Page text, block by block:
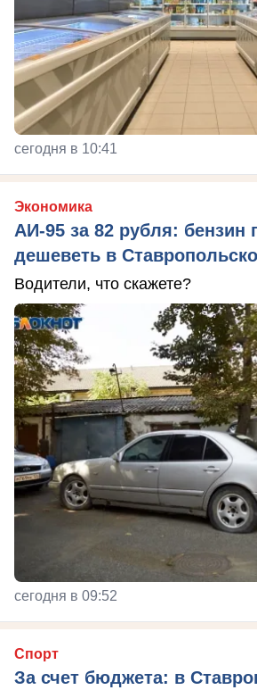
сегодня в 10:41
Экономика
АИ-95 за 82 рубля: бензин
дешеветь в
Водители, что скажете?
сегодня в 09:52
Спорт
За счет бюджета: в